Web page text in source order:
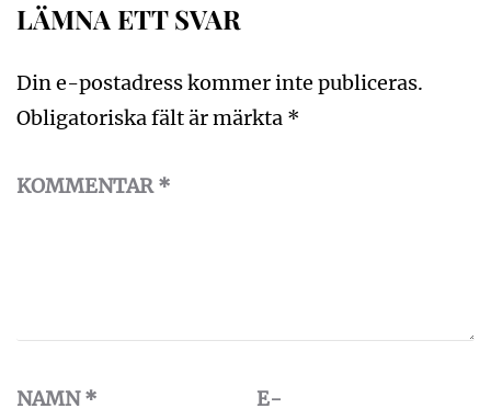
LÄMNA ETT SVAR
Din e-postadress kommer inte publiceras.
Obligatoriska fält är märkta *
KOMMENTAR*
NAMN*
E-